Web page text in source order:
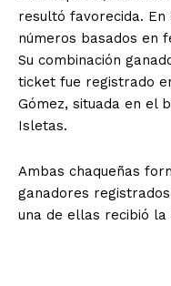
resultó favorecida. En
números basados en
Su combinación
ticket fue registrado
Gómez, situada en el
Isletas.
Ambas chaqueñas
ganadores
una de ellas recibió la